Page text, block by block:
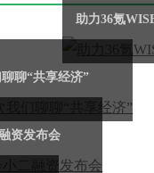
助力36氪
聊“共享经济”
资发布会